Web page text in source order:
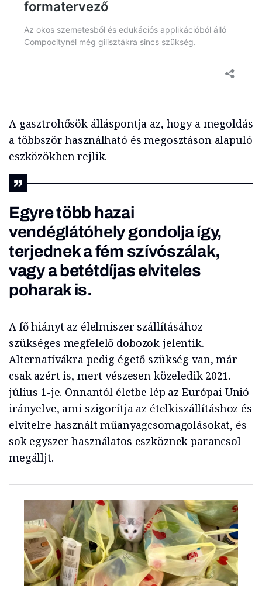
A gasztrohősök álláspontja az, hogy a megoldás
a többször használható és megosztáson alapuló
eszközökben rejlik.
Egyre több hazai
vendéglátóhely gondolja így,
terjednek a fém szívószálak,
vagy a betétdíjas elviteles
poharak is.
A fő hiányt az élelmiszer szállításához
szükséges megfelelő dobozok jelentik.
Alternatívákra pedig égető szükség van, már
csak azért is, mert vészesen közeledik 2021.
július 1-je. Onnantól életbe lép az Európai Unió
irányelve, ami szigorítja az ételkiszállításhoz és
elvitelre használt műanyagcsomagolásokat, és
sok egyszer használatos eszköznek parancsol
megálljt.